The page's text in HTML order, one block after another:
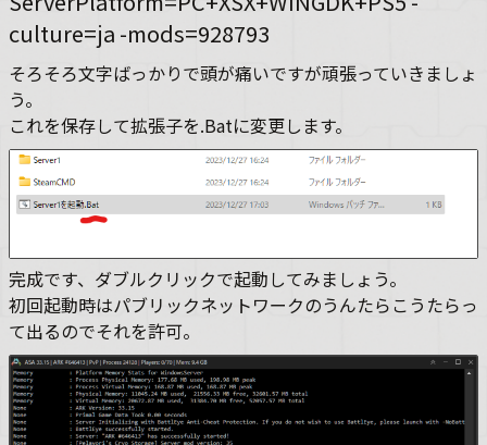
culture=ja -mods=928793
そろそろ文字ばっかりで頭が痛いですが頑張っていきましょ
う。
これを保存して拡張子を.Batに変更します。
完成です、ダブルクリックで起動してみましょう。
初回起動時はパブリックネットワークのうんたらこうたらっ
て出るのでそれを許可。